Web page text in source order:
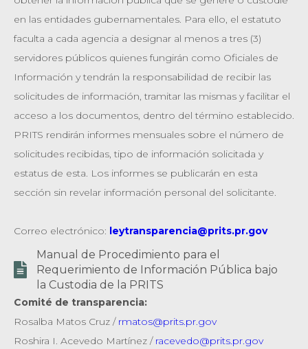
en las entidades gubernamentales. Para ello, el estatuto
faculta a cada agencia a designar al menos a tres (3)
servidores públicos quienes fungirán como Oficiales de
Información y tendrán la responsabilidad de recibir las
solicitudes de información, tramitar las mismas y facilitar el
acceso a los documentos, dentro del término establecido.
PRITS rendirán informes mensuales sobre el número de
solicitudes recibidas, tipo de información solicitada y
estatus de esta. Los informes se publicarán en esta
sección sin revelar información personal del solicitante.
Correo electrónico: leytransparencia@prits.pr.gov

Manual de Procedimiento para el
Requerimiento de Información Pública bajo
la Custodia de la PRITS
Comité de transparencia:
Rosalba Matos Cruz / rmatos@prits.pr.gov
Roshira I. Acevedo Martínez / racevedo@prits.pr.gov